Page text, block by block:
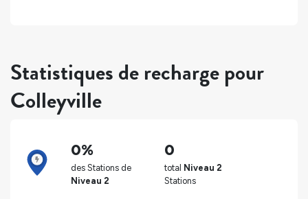
Statistiques de recharge pour
Colleyville
0%
des Stations de
Niveau 2
0
total Niveau 2
Stations